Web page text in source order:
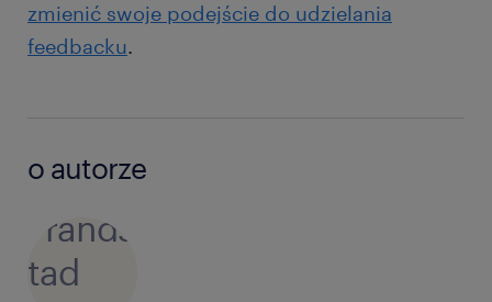
zmienić swoje podejście do udzielania
feedbacku.
o autorze